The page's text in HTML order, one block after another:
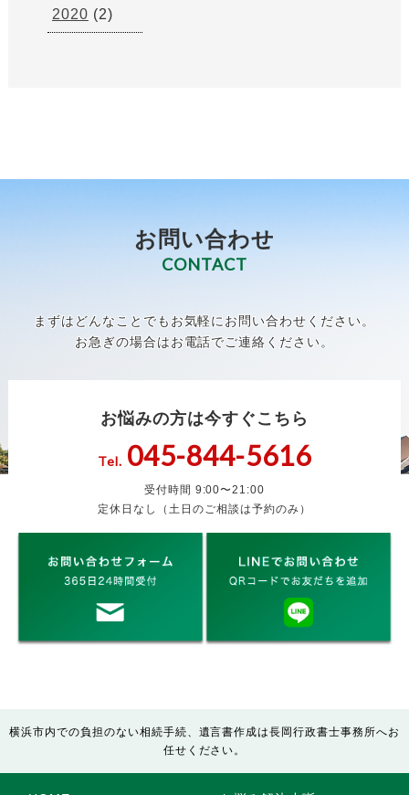
2020 (2)
お問い合わせ
CONTACT
まずはどんなことでもお気軽にお問い合わせください。
お急ぎの場合はお電話でご連絡ください。
お悩みの方は今すぐこちら
Tel. 045-844-5616
受付時間 9:00〜21:00
定休日なし（土日のご相談は予約のみ）
横浜市内での負担のない相続手続、遺言書作成は長岡行政書士事務所へお
任せください。